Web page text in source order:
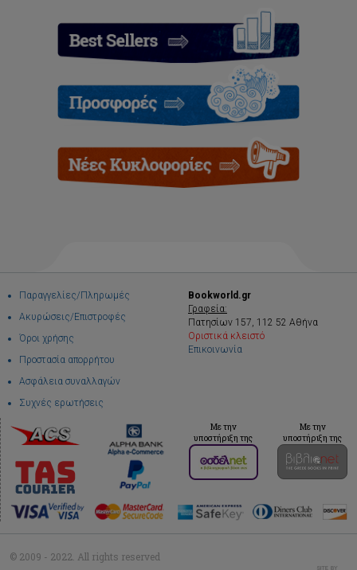
Παραγγελίες/Πληρωμές
Ακυρώσεις/Επιστροφές
Όροι χρήσης
Προστασία απορρήτου
Ασφάλεια συναλλαγών
Συχνές ερωτήσεις
Bookworld.gr
Γραφεία:
Πατησίων 157, 112 52 Αθήνα
Οριστικά κλειστό
Επικοινωνία
Με την
υποστήριξη της
Με την
υποστήριξη της
© 2009 - 2022. All rights reserved